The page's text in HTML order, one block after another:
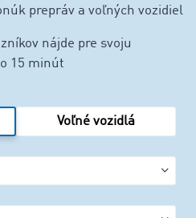
prepráv a voľných vozidiel
nájde pre svoju
15 minút
Voľné vozidlá